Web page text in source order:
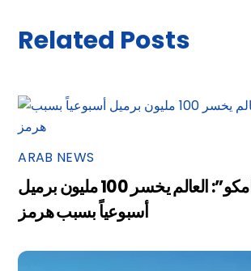
Related Posts
ARAB NEWS
رئيس “أرامكو”: العالم يخسر 100 مليون برميل
أسبوعياً بسبب هرمز